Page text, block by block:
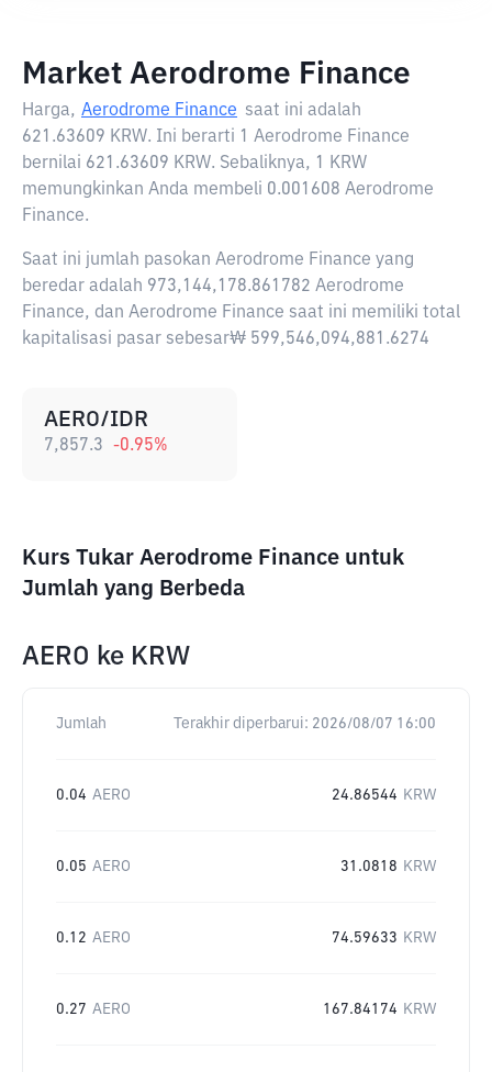
Market Aerodrome Finance
Harga, Aerodrome Finance saat ini adalah
621.63609 KRW. Ini berarti 1 Aerodrome Finance
bernilai 621.63609 KRW. Sebaliknya, 1 KRW
memungkinkan Anda membeli 0.001608 Aerodrome
Finance.
Saat ini jumlah pasokan Aerodrome Finance yang
beredar adalah 973,144,178.861782 Aerodrome
Finance, dan Aerodrome Finance saat ini memiliki total
kapitalisasi pasar sebesar₩ 599,546,094,881.6274
AERO/IDR
7,857.3 -0.95%
Kurs Tukar Aerodrome Finance untuk
Jumlah yang Berbeda
AERO ke KRW
Jumlah Terakhir diperbarui: 2026/08/07 16:00
0.04 AERO 24.86544 KRW
0.05 AERO 31.0818 KRW
0.12 AERO 74.59633 KRW
0.27 AERO 167.84174 KRW